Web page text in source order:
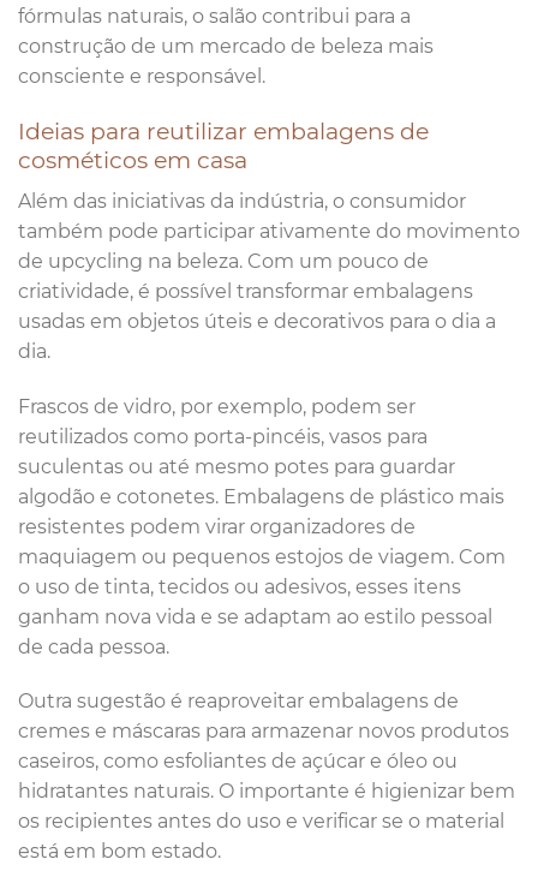
fórmulas naturais, o salão contribui para a
construção de um mercado de beleza mais
consciente e responsável.
Ideias para reutilizar embalagens de
cosméticos em casa
Além das iniciativas da indústria, o consumidor
também pode participar ativamente do movimento
de upcycling na beleza. Com um pouco de
criatividade, é possível transformar embalagens
usadas em objetos úteis e decorativos para o dia a
dia.
Frascos de vidro, por exemplo, podem ser
reutilizados como porta-pincéis, vasos para
suculentas ou até mesmo potes para guardar
algodão e cotonetes. Embalagens de plástico mais
resistentes podem virar organizadores de
maquiagem ou pequenos estojos de viagem. Com
o uso de tinta, tecidos ou adesivos, esses itens
ganham nova vida e se adaptam ao estilo pessoal
de cada pessoa.
Outra sugestão é reaproveitar embalagens de
cremes e máscaras para armazenar novos produtos
caseiros, como esfoliantes de açúcar e óleo ou
hidratantes naturais. O importante é higienizar bem
os recipientes antes do uso e verificar se o material
está em bom estado.